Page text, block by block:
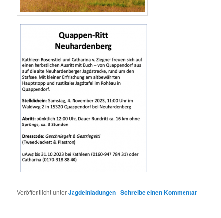
Veröffentlicht unterJagdeinladungen |Schreibe einen Kommentar